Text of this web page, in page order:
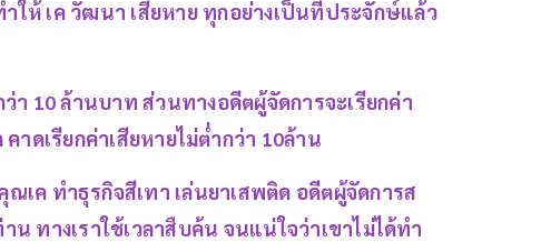
ให้ เค วัฒนา เสียหาย ทุกอย่างเป็นที่ประจักษ์แล้ว
า 10 ล้านบาท ส่วนทางอดีตผู้จัดการจะเรียกค่า
าดเรียกค่าเสียหายไม่ต่ำกว่า 10ล้าน
เค ทำธุรกิจสีเทา เล่นยาเสพติด อดีตผู้จัดการส
ทางเราใช้เวลาสืบค้น จนแน่ใจว่าเขาไม่ได้ทำ